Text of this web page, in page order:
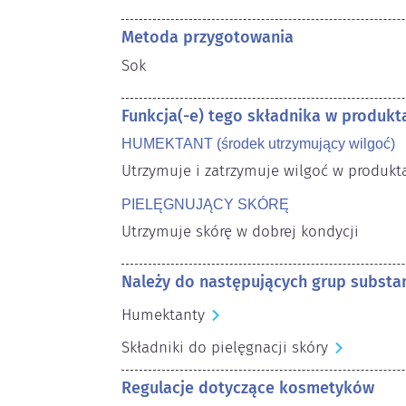
Metoda przygotowania
Sok
Funkcja(-e) tego składnika w
HUMEKTANT (środek utrzymujący wilgoć)
Utrzymuje i zatrzymuje wilgoć w
PIELĘGNUJĄCY SKÓRĘ
Utrzymuje skórę w dobrej kondycji
Należy do następujących grup
Humektanty
Składniki do pielęgnacji skóry
Regulacje dotyczące kosmetyków